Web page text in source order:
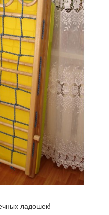
ладошек!